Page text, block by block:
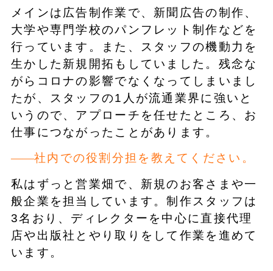
メインは広告制作業で、新聞広告の制作、
大学や専門学校のパンフレット制作などを
行っています。また、スタッフの機動力を
生かした新規開拓もしていました。残念な
がらコロナの影響でなくなってしまいまし
たが、スタッフの1人が流通業界に強いと
いうので、アプローチを任せたところ、お
仕事につながったことがあります。
社内での役割分担を教えてください。
私はずっと営業畑で、新規のお客さまや一
般企業を担当しています。制作スタッフは
3名おり、ディレクターを中心に直接代理
店や出版社とやり取りをして作業を進めて
います。